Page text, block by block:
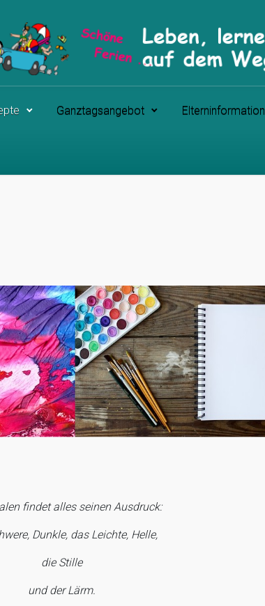
Ganztagsangebot
findet alles seinen Ausdruck:
Dunkle, das Leichte, Helle,
die Stille
und der Lärm.